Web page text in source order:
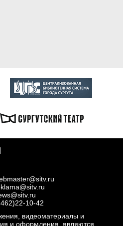
10-42
видеоматериалы и
и оформления, являются